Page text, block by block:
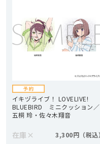
イキヅライブ！ LOVELIVE!
BLUEBIRD ミニクッション／
五桐 玲・佐々木翔音
在庫 × 3,300円